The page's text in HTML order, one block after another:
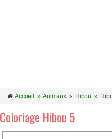
Accueil » Animaux » Hibou »
Coloriage Hibou 5